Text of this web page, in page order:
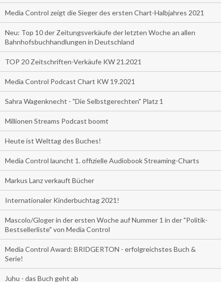
Media Control zeigt die Sieger des ersten Chart-Halbjahres 2021
Neu: Top 10 der Zeitungsverkäufe der letzten Woche an allen
Bahnhofsbuchhandlungen in Deutschland
TOP 20 Zeitschriften-Verkäufe KW 21.2021
Media Control Podcast Chart KW 19.2021
Sahra Wagenknecht - "Die Selbstgerechten" Platz 1
Millionen Streams Podcast boomt
Heute ist Welttag des Buches!
Media Control launcht 1. offizielle Audiobook Streaming-Charts
Markus Lanz verkauft Bücher
Internationaler Kinderbuchtag 2021!
Mascolo/Gloger in der ersten Woche auf Nummer 1 in der "Politik-
Bestsellerliste" von Media Control
Media Control Award: BRIDGERTON - erfolgreichstes Buch &
Serie!
Juhu - das Buch geht ab